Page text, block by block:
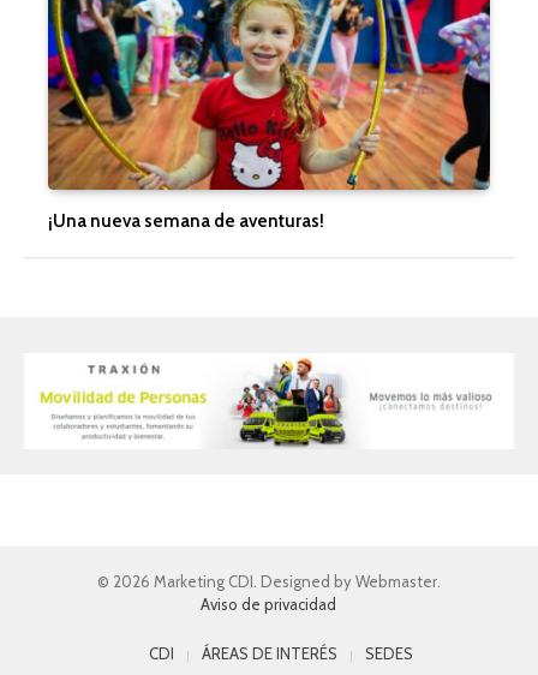
¡Una nueva semana de aventuras!
© 2026 Marketing CDI. Designed by Webmaster.
Aviso de privacidad
CDI ÁREAS DE INTERÉS
SEDES